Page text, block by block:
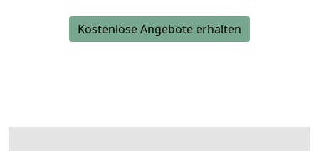
Kostenlose Angebote erhalten